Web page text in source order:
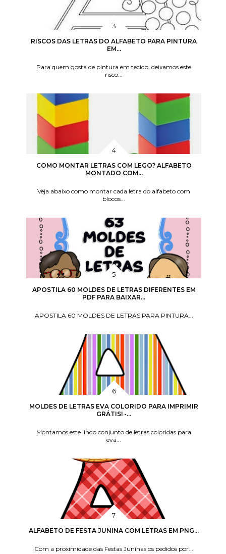
RISCOS DAS LETRAS DO ALFABETO PARA PINTURA
EM...
Para quem gosta de pintura em tecido, deixamos este
risco...
COMO MONTAR LETRAS COM LEGO? ALFABETO
MONTADO COM...
Veja abaixo como montar cada letra do alfabeto com
blocos...
APOSTILA 60 MOLDES DE LETRAS DIFERENTES EM
PDF PARA BAIXAR...
APOSTILA 60 MOLDES DE LETRAS PARA PINTURA...
MOLDES DE LETRAS EVA COLORIDO PARA IMPRIMIR
GRÁTIS! -...
Montamos este lindo conjunto de letras coloridas para
eva...
ALFABETO DE FESTA JUNINA COM LETRAS EM PNG...
Com a proximidade das Festas Juninas os pedidos por...